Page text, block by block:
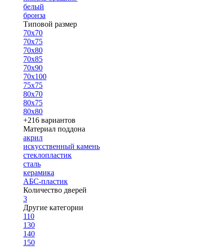
белый
бронза
Типовой размер
70х70
70х75
70х80
70х85
70х90
70х100
75х75
80х70
80х75
80х80
+216 вариантов
Материал поддона
акрил
искусственный камень
стеклопластик
сталь
керамика
АБС-пластик
Количество дверей
3
Другие категории
110
130
140
150